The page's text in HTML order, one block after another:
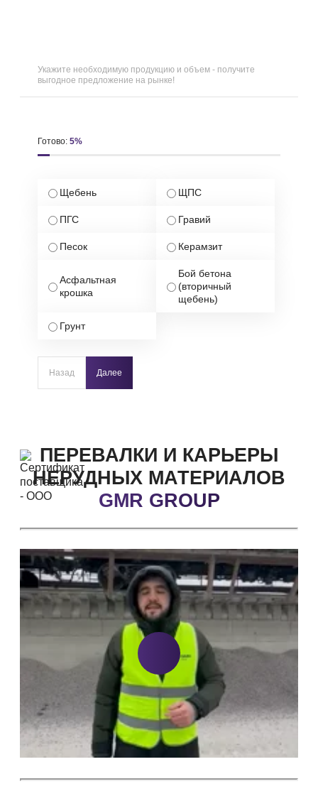
Укажите необходимую продукцию и объем - получите
выгодное предложение на рынке!
Готово: 5%
Щебень ЩПС
ПГС Гравий
Песок Керамзит
Асфальтная
крошка
Бой бетона
(вторичный
щебень)
Грунт
Назад Далее
ПЕРЕВАЛКИ И КАРЬЕРЫ
НЕРУДНЫХ МАТЕРИАЛОВ
GMR GROUP